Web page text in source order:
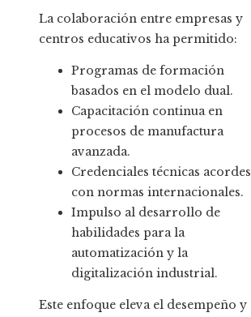
La colaboración entre empresas y
centros educativos ha permitido:
Programas de formación
basados en el modelo dual.
Capacitación continua en
procesos de manufactura
avanzada.
Credenciales técnicas acordes
con normas internacionales.
Impulso al desarrollo de
habilidades para la
automatización y la
digitalización industrial.
Este enfoque eleva el desempeño y